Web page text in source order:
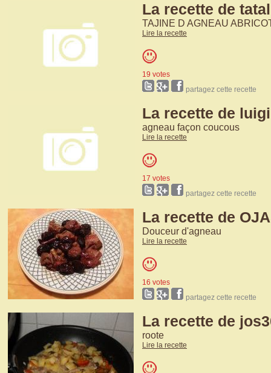
La recette de
TAJINE D AGNEAU
Lire la recette
19 votes
partagez cette recette
La recette de
agneau façon coucous
Lire la recette
17 votes
partagez cette recette
La recette de
Douceur d'agneau
Lire la recette
16 votes
partagez cette recette
La recette de
roote
Lire la recette